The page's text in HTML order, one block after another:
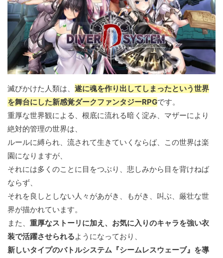
滅びかけた人類は、 遂に魂を作り出してしまったという世界
を舞台にした新感覚ダークファンタジーRPGです。
重厚な世界観による、根底に流れる暗く淀み、マザーにより
絶対的管理の世界は、
ルールに縛られ、流されて生きていくならば、この世界は楽
園になりますが、
それには多くのことに目をつぶり、悲しみから目を背けねば
ならず、
それを良しとしない人々があがき、もがき、叫ぶ、厳壮な世
界が描かれています。
また、 重厚なストーリに加え、お気に入りのキャラを強い衣
装で活躍させられるようになっており、
新しいタイプのバトルシステム『シームレスウェーブ』を導